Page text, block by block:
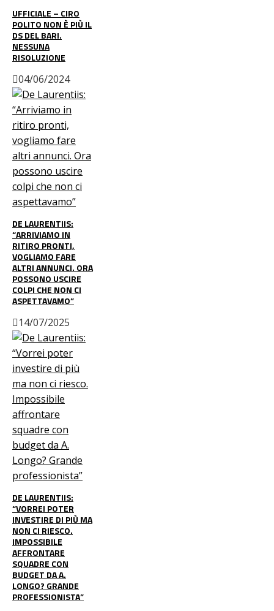
UFFICIALE – CIRO
POLITO NON È PIÙ IL
DS DEL BARI.
NESSUNA
RISOLUZIONE
04/06/2024
DE LAURENTIIS:
“ARRIVIAMO IN
RITIRO PRONTI,
VOGLIAMO FARE
ALTRI ANNUNCI. ORA
POSSONO USCIRE
COLPI CHE NON CI
ASPETTAVAMO”
14/07/2025
DE LAURENTIIS:
“VORREI POTER
INVESTIRE DI PIÙ MA
NON CI RIESCO.
IMPOSSIBILE
AFFRONTARE
SQUADRE CON
BUDGET DA A.
LONGO? GRANDE
PROFESSIONISTA”